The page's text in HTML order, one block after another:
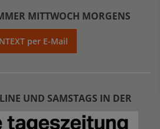
MITTWOCH MORGENS
per E-Mail
UND SAMSTAGS IN DER